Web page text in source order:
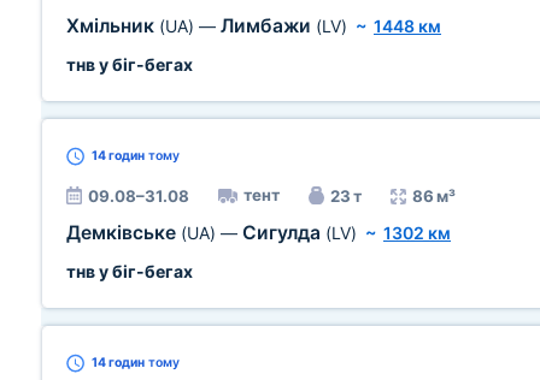
Хмільник (UA) — Лимбажи (LV) ~ 1448 км
тнв у біг-бегах
14 годин тому
09.08–31.08 тент 23 т 86 м³
Демківське (UA) — Сигулда (LV) ~ 1302 км
тнв у біг-бегах
14 годин тому